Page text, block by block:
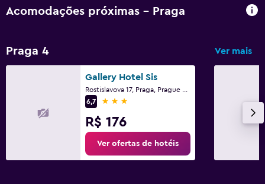
Acomodações próximas - Praga
Praga 4 Ver mais
Gallery Hotel Sis
6,7
3 estrelas
R$ 176
Ver ofertas de hotéis